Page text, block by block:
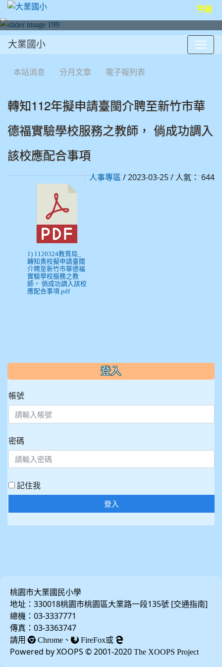
字級
大業國小
本站消息 分月文章 電子報列表
轉知112年擬申請臺閩介聘至新竹市華
德福實驗學校服務之教師， 倘成功調入
該校應配合事項
人事專區/ 2023-03-25 / 人氣： 644
1) 1120324教育局_
轉知貴校擬申請臺閩
介聘至新竹市華德福
實驗學校服務之教
師， 倘成功調入該校
應配合事項.pdf
::: 登入
帳號
密碼
記住我
登入
桃園市大業國民小學
地址：330018桃園市桃園區大業路一段135號 [交通指南]
總機：03-3337771
傳真：03-3363747
請用
Chrome 、 FireFox或
Powered by XOOPS © 2001-2020 The XOOPS Project